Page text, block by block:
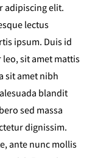
adipiscing elit.
lectus
ipsum. Duis id
sit amet mattis
sit amet nibh
blandit
sed massa
dignissim.
ante nunc mollis